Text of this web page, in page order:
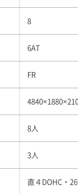
8
6AT
FR
8人
3人
直４DOHC・